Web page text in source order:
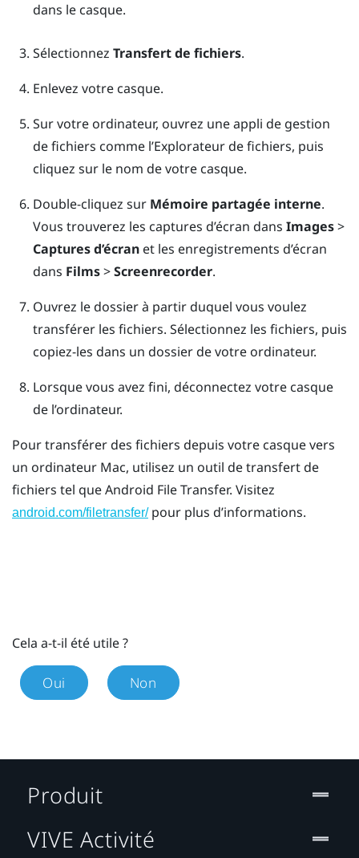
dans le casque.
Sélectionnez Transfert de fichiers.
Enlevez votre casque.
Sur votre ordinateur, ouvrez une appli de gestion
de fichiers comme l’Explorateur de fichiers, puis
cliquez sur le nom de votre casque.
Double-cliquez sur Mémoire partagée interne.
Vous trouverez les captures d’écran dans Images>
Captures d’écranet les enregistrements d’écran
dans Films>Screenrecorder.
Ouvrez le dossier à partir duquel vous voulez
transférer les fichiers. Sélectionnez les fichiers, puis
copiez-les dans un dossier de votre ordinateur.
Lorsque vous avez fini, déconnectez votre casque
de l’ordinateur.
Pour transférer des fichiers depuis votre casque vers
un ordinateur Mac, utilisez un outil de transfert de
fichiers tel queAndroid File Transfer. Visitez
android.com/filetransfer/pour plus d’informations.
Cela a-t-il été utile ?
Oui Non
Produit
VIVE Activité